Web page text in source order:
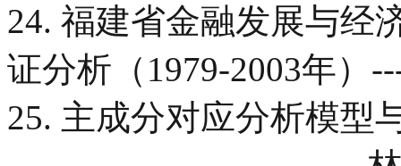
24. 福建省金融发展与经
证分析（1979-2003年）
25. 主成分对应分析模型